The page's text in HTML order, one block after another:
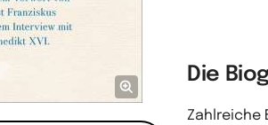
Die
Zahlreiche